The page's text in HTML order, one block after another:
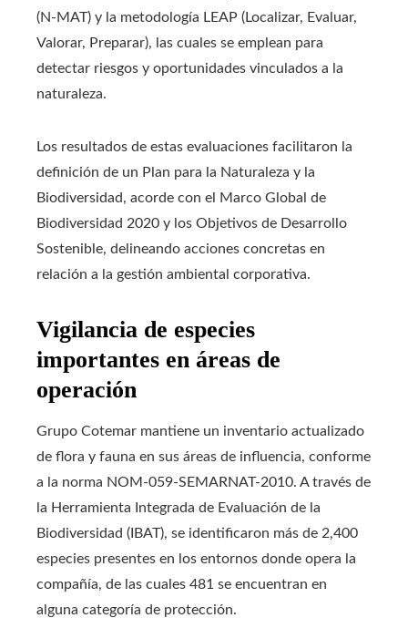
(N-MAT) y la metodología LEAP (Localizar, Evaluar,
Valorar, Preparar), las cuales se emplean para
detectar riesgos y oportunidades vinculados a la
naturaleza.
Los resultados de estas evaluaciones facilitaron la
definición de un Plan para la Naturaleza y la
Biodiversidad, acorde con el Marco Global de
Biodiversidad 2020 y los Objetivos de Desarrollo
Sostenible, delineando acciones concretas en
relación a la gestión ambiental corporativa.
Vigilancia de especies
importantes en áreas de
operación
Grupo Cotemar mantiene un inventario actualizado
de flora y fauna en sus áreas de influencia, conforme
a la norma NOM-059-SEMARNAT-2010. A través de
la Herramienta Integrada de Evaluación de la
Biodiversidad (IBAT), se identificaron más de 2,400
especies presentes en los entornos donde opera la
compañía, de las cuales 481 se encuentran en
alguna categoría de protección.